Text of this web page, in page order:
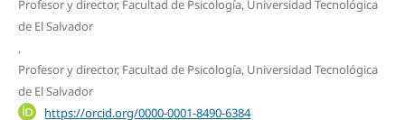
Profesor y director, Facultad de Psicología, Universidad Tecnológica
de El Salvador
,
Profesor y director, Facultad de Psicología, Universidad Tecnológica
de El Salvador
https://orcid.org/0000-0001-8490-6384